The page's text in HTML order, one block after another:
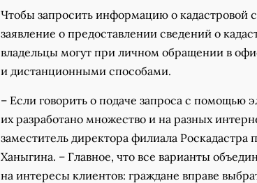
Чтобы запросить информацию о кадастровой
заявление о предоставлении сведений о
владельцы могут при личном обращении в
и дистанционными способами.
– Если говорить о подаче запроса с помощью
их разработано множество и на разных
заместитель директора филиала Роскадастра
Ханыгина. – Главное, что все варианты
на интересы клиентов: граждане вправе